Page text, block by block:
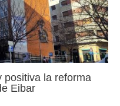
positiva la reforma
Eibar